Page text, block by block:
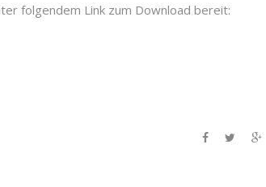
folgendem Link zum Download bereit: